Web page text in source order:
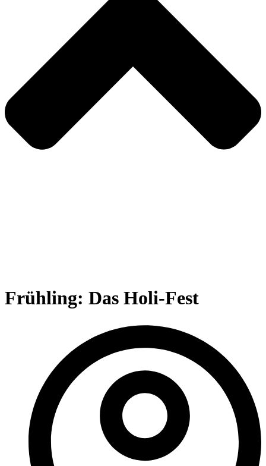
Frühling: Das Holi-Fest